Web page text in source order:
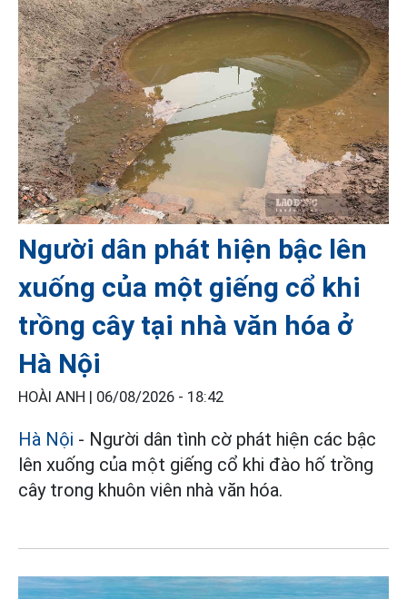
Người dân phát hiện bậc lên
xuống của một giếng cổ khi
trồng cây tại nhà văn hóa ở
Hà Nội
HOÀI ANH | 06/08/2026 - 18:42
Hà Nội - Người dân tình cờ phát hiện các bậc
lên xuống của một giếng cổ khi đào hố trồng
cây trong khuôn viên nhà văn hóa.